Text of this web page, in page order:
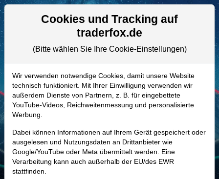
Aktien- und Artikelsuche
A3ES7Q | VLTO–Veralto Aktie
Realtime-Aktienkurs:
-
-
Marktkapitalisierung 23,91 Mrd. USD
Unternehmenswert 25,17 Mrd. USD
Cookies und Tracking auf
traderfox.de
(Bitte wählen Sie Ihre Cookie-Einstellungen)
Wir verwenden notwendige Cookies, damit unsere Website
technisch funktioniert. Mit Ihrer Einwilligung verwenden wir
außerdem Dienste von Partnern, z. B. für eingebettete
YouTube-Videos, Reichweitenmessung und personalisierte
Werbung.
Dabei können Informationen auf Ihrem Gerät gespeichert oder
ausgelesen und Nutzungsdaten an Drittanbieter wie
Google/YouTube oder Meta übermittelt werden. Eine
Verarbeitung kann auch außerhalb der EU/des EWR
stattfinden.